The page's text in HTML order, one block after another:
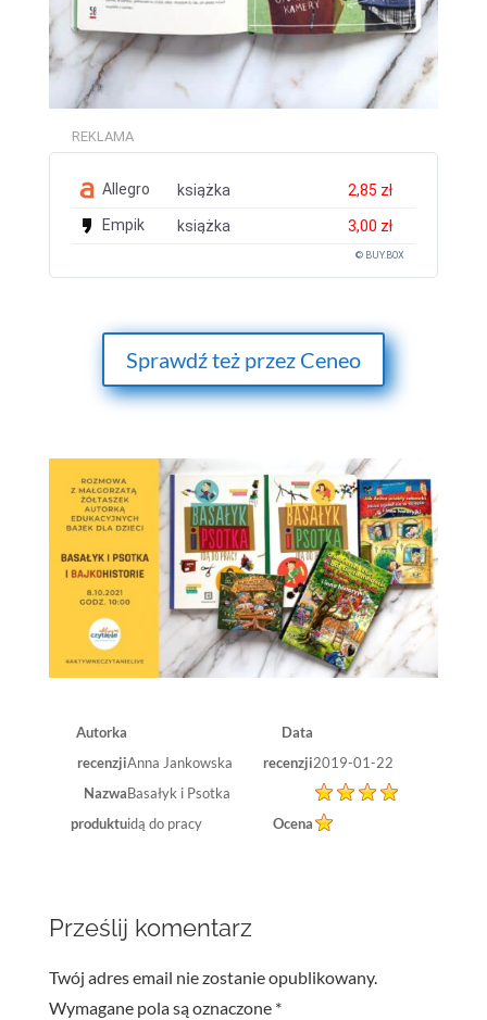
REKLAMA
Allegro książka
2,85 zł
Empik
książka 3,00 zł
© BUY.BOX
Sprawdź też przez Ceneo
Autorka
recenzjiAnna Jankowska
Data
recenzji2019-01-22
Nazwa
produktu
Basałyk i Psotka
idą do pracy
Ocena
Prześlij komentarz
Twój adres email nie zostanie opublikowany.
Wymagane pola są oznaczone *